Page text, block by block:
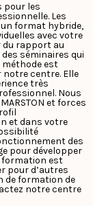
pour les
Les
format hybride,
avec votre
du rapport au
séminaires qui
méthode est
notre centre. Elle
très
Nous
et forces
et dans votre
des
pour développer
formation est
pour d’autres
de formation de
notre centre